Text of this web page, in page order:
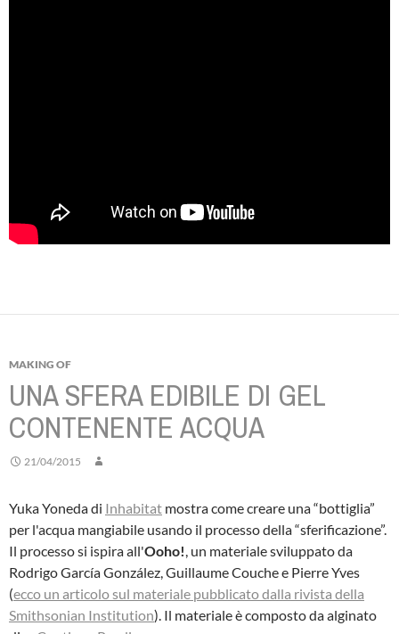
MAKING OF
UNA SFERA EDIBILE DI GEL
CONTENENTE ACQUA
21/04/2015
Yuka Yoneda di Inhabitat mostra come creare una “bottiglia”
per l'acqua mangiabile usando il processo della “sferificazione”.
Il processo si ispira all'Ooho!, un materiale sviluppato da
Rodrigo García González, Guillaume Couche e Pierre Yves
(ecco un articolo sul materiale pubblicato dalla rivista della
Smithsonian Institution). Il materiale è composto da alginato